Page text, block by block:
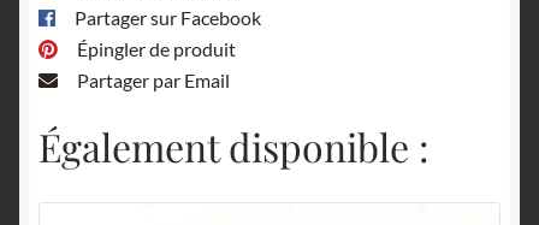
Partager sur Facebook
Épingler de produit
Partager par Email
Également disponible :